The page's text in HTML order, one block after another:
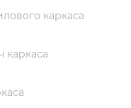
каркаса
каркаса